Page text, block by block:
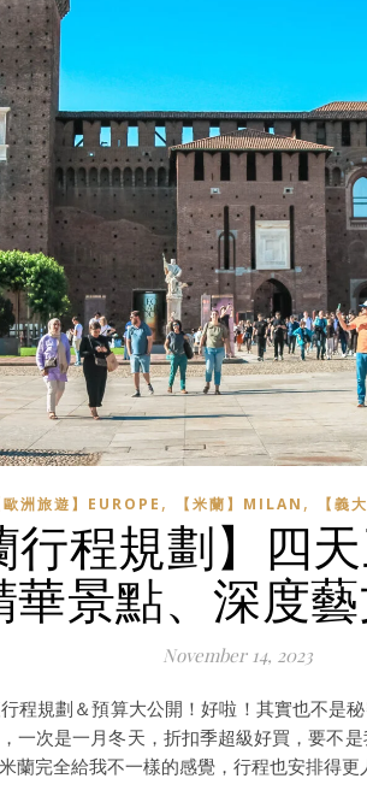
歐洲旅遊】EUROPE , 【米蘭】MILAN , 【義
行程規劃】四
華景點、深度
November 14, 2023
程規劃＆預算大公開！好啦！其實也不是
一次是一月冬天，折扣季超級好買，要不
蘭完全給我不一樣的感覺，行程也安排得